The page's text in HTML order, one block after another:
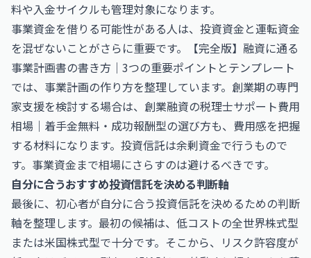
料や入金サイクルも管理対象になります。
事業資金を借りる可能性がある人は、投資資金と運転資金
を混ぜないことがさらに重要です。
【完全版】融資に通る
事業計画書の書き方｜3つの重要ポイントとテンプレート
では、事業計画の作り方を整理しています。創業期の専門
家支援を検討する場合は、 創業融資の税理士サポート費用
相場｜着手金無料・成功報酬型の選び方も、費用感を把握
する材料になります。投資信託は余剰資金で行うもので
す。事業資金まで相場にさらすのは避けるべきです。
自分に合うおすすめ投資信託を決める判断軸
最後に、初心者が自分に合う投資信託を決めるための判断
軸を整理します。最初の候補は、低コストの全世界株式型
または米国株式型で十分です。そこから、リスク許容度が